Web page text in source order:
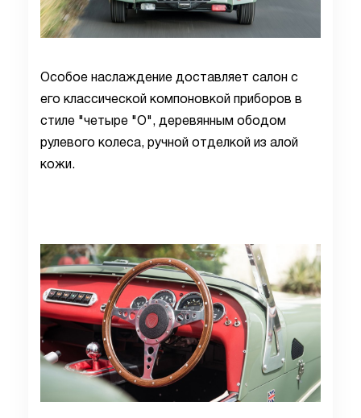
Особое наслаждение доставляет салон с
его классической компоновкой приборов в
стиле "четыре "О", деревянным ободом
рулевого колеса, ручной отделкой из алой
кожи.